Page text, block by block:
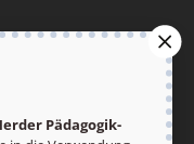
Jetzt anmelden
Pädagogik-